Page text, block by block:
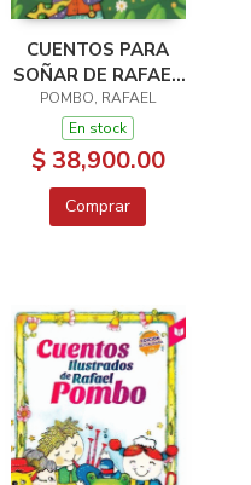
CUENTOS PARA
SOÑAR DE RAFAEL
POMBO
POMBO, RAFAEL
En stock
$ 38,900.00
Comprar